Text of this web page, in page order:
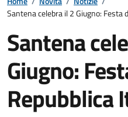
Santena celebra il 2 Giugno: Festa
Santena
Giugno:
Repubblica